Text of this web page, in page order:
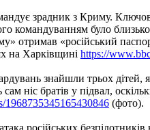
зрадник з Криму.
командуванням було
отримав «російський
на Харківщині https://
знайшли трьох
ніс братів у підвал,
1968735345165430846 (фото).
російських